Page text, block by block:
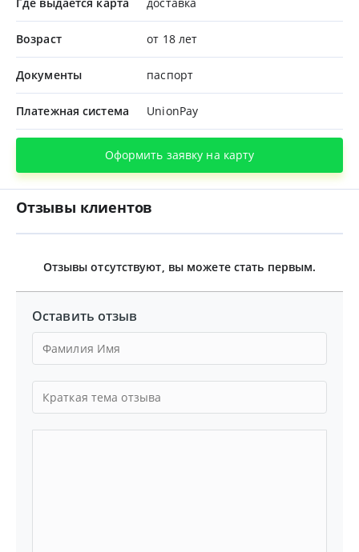
Где выдается карта доставка
Возраст от 18 лет
Документы паспорт
Платежная система UnionPay
Оформить заявку на карту
Отзывы клиентов
Отзывы отсутствуют, вы можете стать первым.
Оставить отзыв